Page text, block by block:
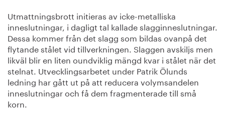
Utmattningsbrott initieras av icke-metalliska
inneslutningar, i dagligt tal kallade slagginneslutningar.
Dessa kommer från det slagg som bildas ovanpå det
flytande stålet vid tillverkningen. Slaggen avskiljs men
likväl blir en liten oundviklig mängd kvar i stålet när det
stelnat. Utvecklingsarbetet under Patrik Ölunds
ledning har gått ut på att reducera volymsandelen
inneslutningar och få dem fragmenterade till små
korn.